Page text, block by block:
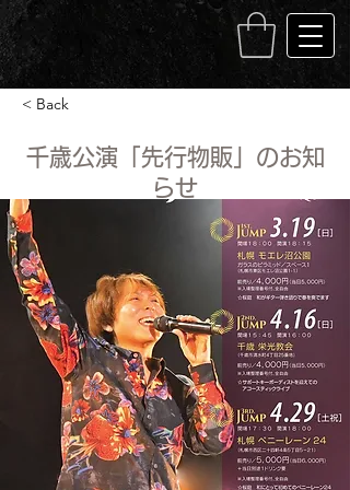
< Back
千歳公演「先行物販」のお知
らせ